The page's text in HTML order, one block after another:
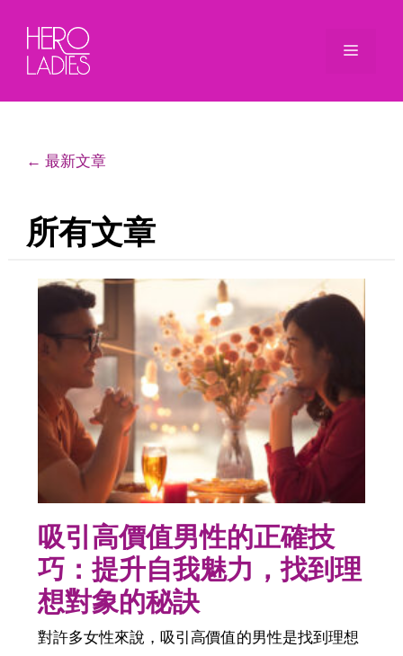
content
Menu
← 最新文章
所有文章
吸引高價值男性的正確技
巧：提升自我魅力，找到理
想對象的秘訣
對許多女性來說，吸引高價值的男性是找到理想